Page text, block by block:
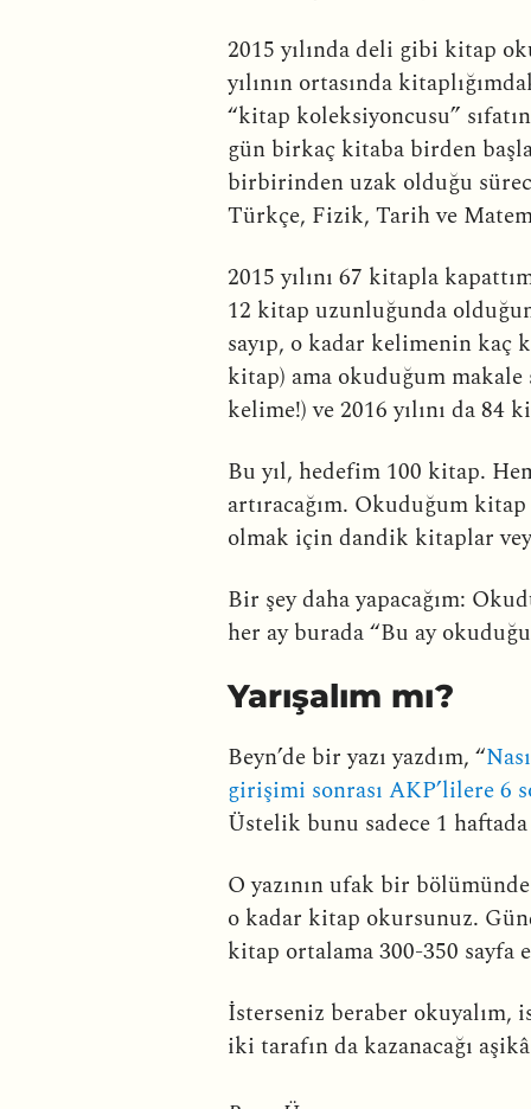
2015 yılında deli gibi kitap
yılının ortasında
“kitap koleksiyoncusu”
gün birkaç kitaba birden
birbirinden uzak olduğu
Türkçe, Fizik, Tarih ve
2015 yılını 67 kitapla
12 kitap uzunluğunda
sayıp, o kadar kelimenin kaç
kitap) ama okuduğum makale
kelime!) ve 2016 yılını da 84
Bu yıl, hedefim 100 kitap.
artıracağım. Okuduğum
olmak için dandik kitaplar
Bir şey daha yapacağım:
her ay burada “Bu ay
Yarışalım mı?
Beyn’de bir yazı yazdım, “
girişimi sonrası AKP’lilere 6
Üstelik bunu sadece 1 haftada
O yazının ufak bir
o kadar kitap okursunuz.
kitap ortalama 300-350 sayfa
İsterseniz beraber okuyalım,
iki tarafın da kazanacağı